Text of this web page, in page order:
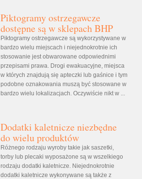
Piktogramy ostrzegawcze
dostępne są w sklepach BHP
Piktogramy ostrzegawcze są wykorzystywane w
bardzo wielu miejscach i niejednokrotnie ich
stosowanie jest obwarowane odpowiednimi
przepisami prawa. Drogi ewakuacyjne, miejsca
w których znajdują się apteczki lub gaśnice i tym
podobne oznakowania muszą być stosowane w
bardzo wielu lokalizacjach. Oczywiście nikt w ...
Dodatki kaletnicze niezbędne
do wielu produktów
Różnego rodzaju wyroby takie jak saszetki,
torby lub plecaki wyposażone są w wszelkiego
rodzaju dodatki kaletnicze. Niejednokrotnie
dodatki kaletnicze wykonywane są także z